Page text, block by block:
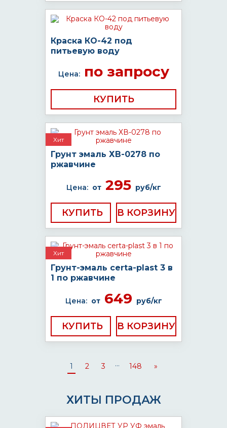
Краска КО-42 под
питьевую воду
Цена:по запросу
КУПИТЬ
Хит
Грунт эмаль ХВ-0278 по
ржавчине
Цена: от295 руб/кг
КУПИТЬ
Хит
Грунт-эмаль certa-plast 3 в
1 по ржавчине
Цена: от649 руб/кг
КУПИТЬ
1 2 3 ... 148 »
ХИТЫ ПРОДАЖ